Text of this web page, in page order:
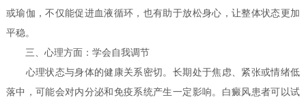
或瑜伽，不仅能促进血液循环，也有助于放松身心，让整体状态更加
平稳。
三、心理方面：学会自我调节
心理状态与身体的健康关系密切。长期处于焦虑、紧张或情绪低
落中，可能会对内分泌和免疫系统产生一定影响。白癜风患者可以试